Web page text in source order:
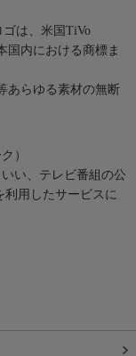
は、米国TiVo
国内における商標ま
あらゆる素材の無断
）
い、テレビ番組の公
利用したサービスに